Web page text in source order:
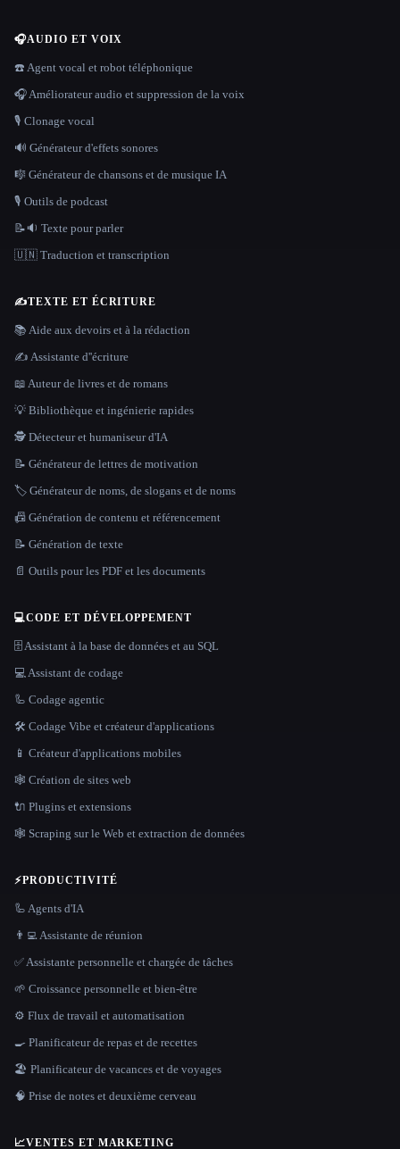
🎧AUDIO ET VOIX
☎️ Agent vocal et robot téléphonique
🎧 Améliorateur audio et suppression de la voix
🎙️ Clonage vocal
🔊 Générateur d'effets sonores
🎼 Générateur de chansons et de musique IA
🎙️ Outils de podcast
📝🔉 Texte pour parler
🇺🇳 Traduction et transcription
✍️TEXTE ET ÉCRITURE
📚 Aide aux devoirs et à la rédaction
✍️ Assistante d''écriture
📖 Auteur de livres et de romans
💡 Bibliothèque et ingénierie rapides
🕵️ Détecteur et humaniseur d'IA
📝 Générateur de lettres de motivation
🏷️ Générateur de noms, de slogans et de noms
📠 Génération de contenu et référencement
📝 Génération de texte
📄 Outils pour les PDF et les documents
💻CODE ET DÉVELOPPEMENT
🗄️ Assistant à la base de données et au SQL
💻 Assistant de codage
🦾 Codage agentic
🛠️ Codage Vibe et créateur d'applications
📱 Créateur d'applications mobiles
🕸 Création de sites web
🔌 Plugins et extensions
🕸️ Scraping sur le Web et extraction de données
⚡PRODUCTIVITÉ
🦾 Agents d'IA
👨‍💻 Assistante de réunion
✅ Assistante personnelle et chargée de tâches
🌱 Croissance personnelle et bien-être
⚙️ Flux de travail et automatisation
🍳 Planificateur de repas et de recettes
🏖 Planificateur de vacances et de voyages
🧠 Prise de notes et deuxième cerveau
📈VENTES ET MARKETING